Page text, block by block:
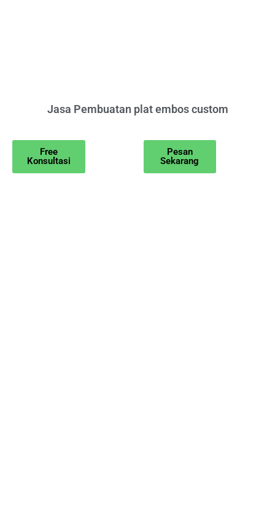
Jasa Pembuatan plat embos custom
Free
Konsultasi
Pesan
Sekarang